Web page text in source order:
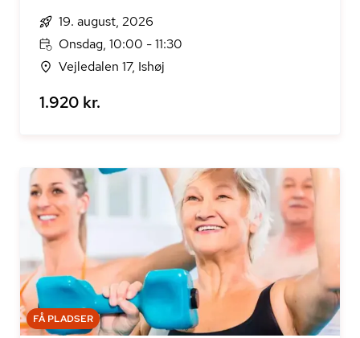
19. august, 2026
Onsdag, 10:00 - 11:30
Vejledalen 17, Ishøj
1.920 kr.
FÅ PLADSER